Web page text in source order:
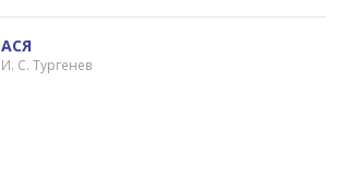
АСЯ
И. С. Тургенев